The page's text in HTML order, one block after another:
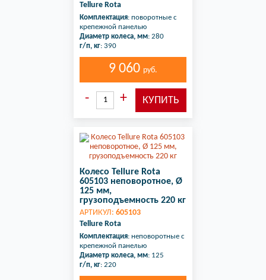
Tellure Rota
Комплектация: поворотные с
крепежной панелью
Диаметр колеса, мм: 280
г/п, кг: 390
9 060 руб.
Колесо Tellure Rota
605103 неповоротное, Ø
125 мм,
грузоподъемность 220 кг
АРТИКУЛ: 605103
Tellure Rota
Комплектация: неповоротные с
крепежной панелью
Диаметр колеса, мм: 125
г/п, кг: 220